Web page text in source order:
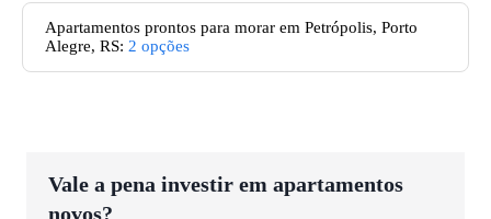
Apartamentos prontos para morar em Petrópolis, Porto
Alegre, RS: 2 opções
Vale a pena investir em apartamentos
novos?